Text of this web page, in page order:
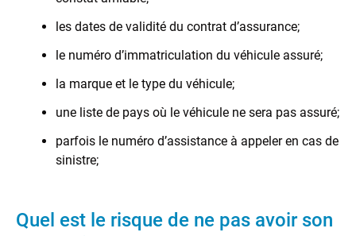
les dates de validité du contrat d’assurance;
le numéro d’immatriculation du véhicule assuré;
la marque et le type du véhicule;
une liste de pays où le véhicule ne sera pas assuré;
parfois le numéro d’assistance à appeler en cas de
sinistre;
Quel est le risque de ne pas avoir son